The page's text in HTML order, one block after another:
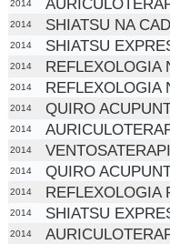
2014
2014 SHIATSU NA
2014 SHIATSU
2014 REFLEXOLOGIA
2014 REFLEXOLOGIA
2014 QUIRO
2014
2014
2014 QUIRO
2014 REFLEXOLOGIA
2014 SHIATSU
2014